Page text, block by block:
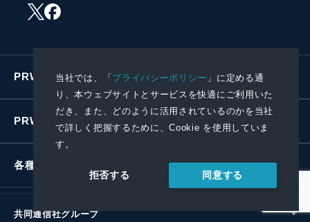
当社では、「プライバシーポリシー 」に定める通
り、本ウェブサイトとサービスを快適にご利用いた
だき、また、どのように活用されているのかを当社
で詳しく把握するために、Cookie を使用していま
す。
拒否する 同意する
PRWIREサービス
PRWIREについて
各種お問い合わせ
共同通信社グループ